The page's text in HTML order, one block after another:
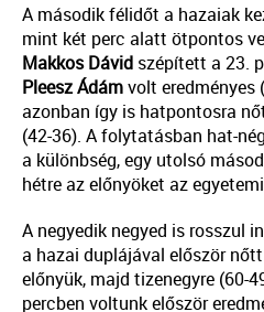
A második félidőt a hazaiak
mint két perc alatt ötpontos
Makkos Dávid szépített a 23.
PleeszÁdámvolt eredményes
azonban így is hatpontosra
(42-36). A folytatásban hat-
a különbség, egy utolsó
hétre az előnyöket az
A negyedik negyed is rosszul
a hazai duplájával először
előnyük, majd tizenegyre (60-
percben voltunk először